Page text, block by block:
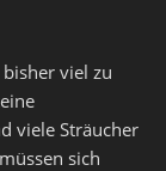
bisher viel zu
viele Sträucher
sich